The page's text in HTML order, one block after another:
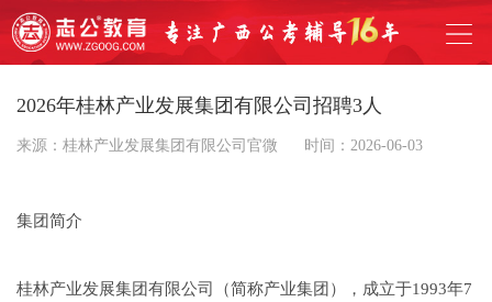
2026年桂林产业发展集团有限公司招聘3人
来源：桂林产业发展集团有限公司官微 时间：2026-06-03
集团简介
桂林产业发展集团有限公司（简称产业集团），成立于1993年7